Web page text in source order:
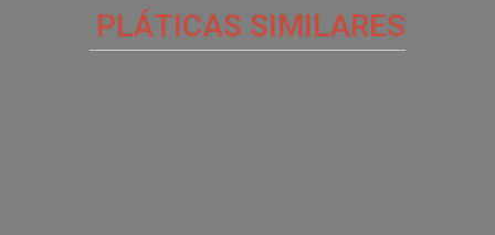
PLÁTICAS SIMILARES